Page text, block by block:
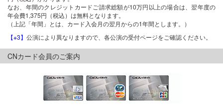
なお、年間のクレジットカードご請求総額が10万円以上の場合は、翌年度の
年会費1,375円（税込）は無料となります。
（上記「年間」とは、カード入会月の翌月からの1年間とします。）
【※3】 公演により異なりますので、各公演の受付ページをご確認ください。
CNカード会員のご案内